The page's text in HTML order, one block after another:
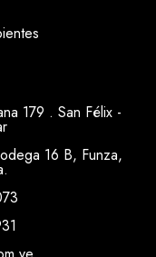
179 . San Félix -
16 B, Funza,